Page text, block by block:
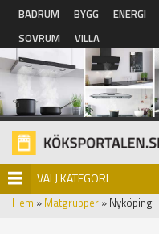
Hoppa till huvudinnehåll
BADRUM BYGG ENERGI
SOVRUM
VILLA
VÄLJ KATEGORI
Hem » Matgrupper » Nyköping